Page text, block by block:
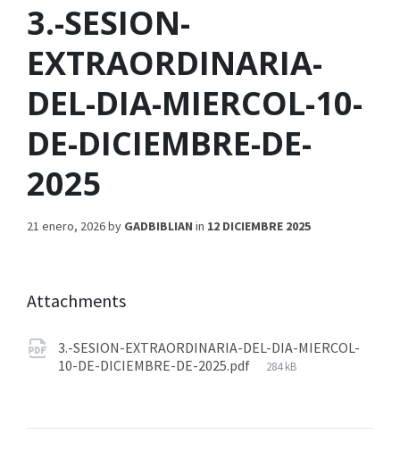
3.-SESION-
EXTRAORDINARIA-
DEL-DIA-MIERCOL-10-
DE-DICIEMBRE-DE-
2025
21 enero, 2026by GADBIBLIAN in 12 DICIEMBRE 2025
Attachments
3.-SESION-EXTRAORDINARIA-DEL-DIA-MIERCOL-
10-DE-DICIEMBRE-DE-2025.pdf
284 kB